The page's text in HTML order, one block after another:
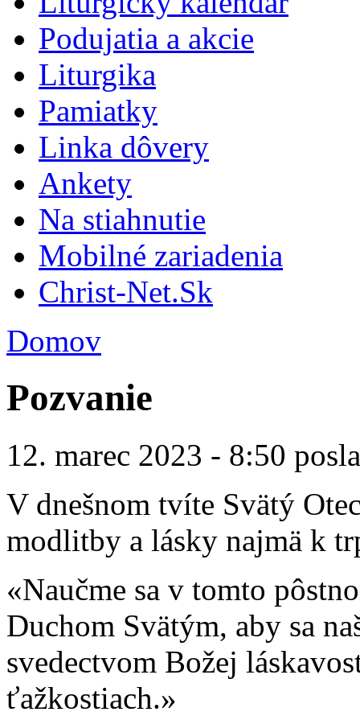
Podujatia a akcie
Liturgika
Pamiatky
Linka dôvery
Ankety
Na stiahnutie
Mobilné zariadenia
Christ-Net.Sk
Domov
Pozvanie
12. marec 2023 - 8:50
V dnešnom tvíte Svätý
modlitby a lásky najmä k
«Naučme sa v tomto
Duchom Svätým, aby sa
svedectvom Božej
ťažkostiach.»